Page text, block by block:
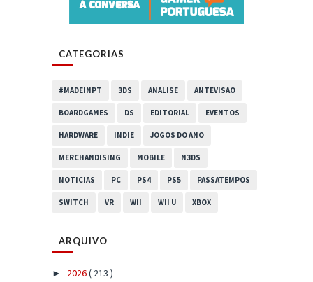
CATEGORIAS
#MADEINPT 3DS ANALISE ANTEVISAO
BOARDGAMES DS EDITORIAL EVENTOS
HARDWARE INDIE JOGOS DO ANO
MERCHANDISING MOBILE N3DS
NOTICIAS PC PS4 PS5 PASSATEMPOS
SWITCH VR WII WII U XBOX
ARQUIVO
► 2026( 213 )